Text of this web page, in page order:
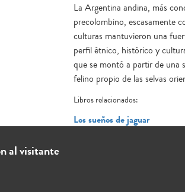
La Argentina andina, más
precolombino, escasamente
culturas mantuvieron una
perfil étnico, histórico y
que se montó a partir de una
felino propio de las selvas
Libros relacionados:
Los sueños de jaguar
al visitante